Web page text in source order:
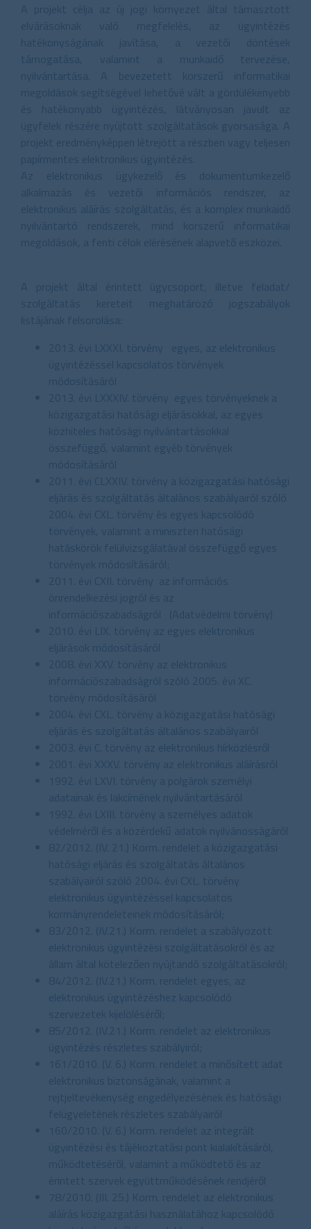
A projekt célja az új jogi környezet által támasztott
elvárásoknak való megfelelés, az ügyintézés
hatékonyságának javítása, a vezetői döntések
támogatása, valamint a munkaidő tervezése,
nyilvántartása. A bevezetett korszerű informatikai
megoldások segítségével lehetővé vált a gördülékenyebb
és hatékonyabb ügyintézés, látványosan javult az
ügyfelek részére nyújtott szolgáltatások gyorsasága. A
projekt eredményképpen létrejött a részben vagy teljesen
papírmentes elektronikus ügyintézés.
Az elektronikus ügykezelő és dokumentumkezelő
alkalmazás és vezetői információs rendszer, az
elektronikus aláírás szolgáltatás, és a komplex munkaidő
nyilvántartó rendszerek, mind korszerű informatikai
megoldások, a fenti célok elérésének alapvető eszközei.
A projekt által érintett ügycsoport, illetve feladat/
szolgáltatás kereteit meghatározó jogszabályok
listájának felsorolása:
2013. évi LXXXI. törvény egyes, az elektronikus
ügyintézéssel kapcsolatos törvények
módosításáról
2013. évi LXXXIV. törvény egyes törvényeknek a
közigazgatási hatósági eljárásokkal, az egyes
közhiteles hatósági nyilvántartásokkal
összefüggő, valamint egyéb törvények
módosításáról
2011. évi CLXXIV. törvény a közigazgatási hatósági
eljárás és szolgáltatás általános szabályairól szóló
2004. évi CXL. törvény és egyes kapcsolódó
törvények, valamint a miniszteri hatósági
hatáskörök felülvizsgálatával összefüggő egyes
törvények módosításáról;
2011. évi CXII. törvény az információs
önrendelkezési jogról és az
információszabadságról (Adatvédelmi törvény)
2010. évi LIX. törvény az egyes elektronikus
eljárások módosításáról
2008. évi XXV. törvény az elektronikus
információszabadságról szóló 2005. évi XC.
törvény módosításáról
2004. évi CXL. törvény a közigazgatási hatósági
eljárás és szolgáltatás általános szabályairól
2003. évi C. törvény az elektronikus hírközlésről
2001. évi XXXV. törvény az elektronikus aláírásról
1992. évi LXVI. törvény a polgárok személyi
adatainak és lakcímének nyilvántartásáról
1992. évi LXIII. törvény a személyes adatok
védelméről és a közérdekű adatok nyilvánosságáról
82/2012. (IV. 21.) Korm. rendelet a közigazgatási
hatósági eljárás és szolgáltatás általános
szabályairól szóló 2004. évi CXL. törvény
elektronikus ügyintézéssel kapcsolatos
kormányrendeleteinek módosításáról;
83/2012. (IV.21.) Korm. rendelet a szabályozott
elektronikus ügyintézési szolgáltatásokról és az
állam által kötelezően nyújtandó szolgáltatásokról;
84/2012. (IV.21.) Korm. rendelet egyes, az
elektronikus ügyintézéshez kapcsolódó
szervezetek kijelöléséről;
85/2012. (IV.21.) Korm. rendelet az elektronikus
ügyintézés részletes szabályiról;
161/2010. (V. 6.) Korm. rendelet a minősített adat
elektronikus biztonságának, valamint a
rejtjeltevékenység engedélyezésének és hatósági
felügyeletének részletes szabályairól
160/2010. (V. 6.) Korm. rendelet az integrált
ügyintézési és tájékoztatási pont kialakításáról,
működtetéséről, valamint a működtető és az
érintett szervek együttműködésének rendjéről
78/2010. (III. 25.) Korm. rendelet az elektronikus
aláírás közigazgatási használatához kapcsolódó